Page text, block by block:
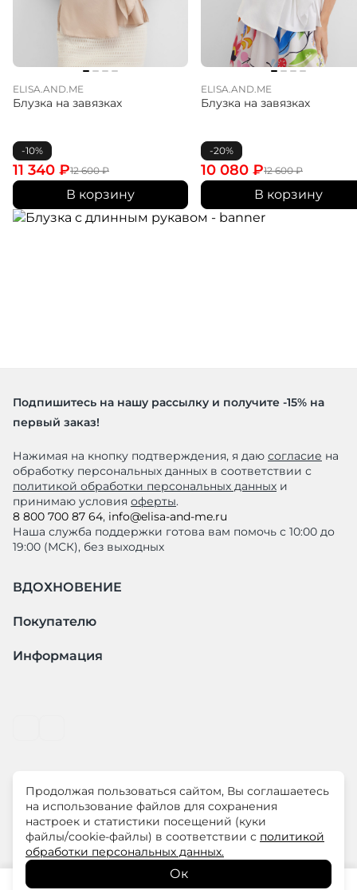
ELISA.AND.ME
Блузка на завязках
-10%
12 600₽
11 340 ₽
В корзину
ELISA.AND.ME
Блузка на завязках
-20%
12 600₽
10 080 ₽
В корзину
Подпишитесь на нашу рассылку и получите -15% на
первый заказ!
Нажимая на кнопку подтверждения, я даю согласие на
обработку персональных данных в соответствии с
политикой обработки персональных данных и
принимаю условия оферты.
8 800 700 87 64, info@elisa-and-me.ru
Наша служба поддержки готова вам помочь с 10:00 до
19:00 (МСК), без выходных
ВДОХНОВЕНИЕ
Покупателю
Информация
© ООО "ЛиМ Холдинг" 2026
ELISA.AND.ME – элегантная премиум одежда для
современных женщин
Продолжая пользоваться сайтом, Вы соглашаетесь
на использование файлов для сохранения
настроек и статистики посещений (куки
файлы/cookie-файлы) в соответствии с политикой
обработки персональных данных.
Ок